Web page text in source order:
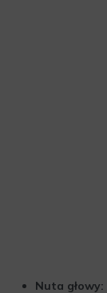
Nuta głowy: